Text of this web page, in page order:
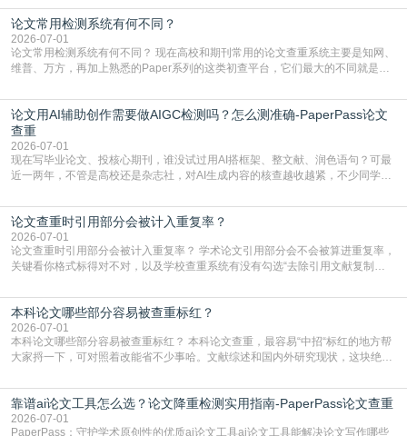
但很多人忽略了，AI生成的内容天生带有重复风险——训练AI的数据集本身就包
含大量已公开的学术内容、网络原创内容，AI输出内容时很容易无意识拼接出重
复片
论文常用检测系统有何不同？
2026-07-01
论文常用检测系统有何不同？ 现在高校和期刊常用的论文查重系统主要是知网、
维普、万方，再加上熟悉的Paper系列的这类初查平台，它们最大的不同就是数
查数值误导。知网（CNKI）是学校定稿检测的绝对主流。本科用PMLC，含大学
生联合比对库，能比历届学长论文，硕博用VIP/TMLC，含学术论文联合比对
库，期刊投稿用AMLMC/SML
论文用AI辅助创作需要做AIGC检测吗？怎么测准确-PaperPass论文
查重
2026-07-01
现在写毕业论文、投核心期刊，谁没试过用AI搭框架、整文献、润色语句？可最
近一两年，不管是高校还是杂志社，对AI生成内容的核查越收越紧，不少同学投
真的太亏。提前做AIGC检测，已经成了很多过来人交稿前必做的一步。为什么
AIGC检测成了论文答辩投稿前的必备项？可能还有不少人觉得，我就用AI搭了个
框架，内容都是自己写的，至于做AIG
论文查重时引用部分会被计入重复率？
2026-07-01
论文查重时引用部分会被计入重复率？ 学术论文引用部分会不会被算进重复率，
关键看你格式标得对不对，以及学校查重系统有没有勾选“去除引用文献复制
独占一行，每条文献用[1][2]方括号编号、与正文一一对应，著录项符合GB/T
7714（作者、题名、刊名、年、卷期、页码齐全，标点用半角）；查重系统识别
成功后通常把这段标为引用，
本科论文哪些部分容易被查重标红？
2026-07-01
本科论文哪些部分容易被查重标红？ 本科论文查重，最容易“中招“标红的地方帮
大家捋一下，可对照着改能省不少事哈。文献综述和国内外研究现状，这块绝对
乎一模一样的话，你要是直接复制百度百科、教材或别人写好的综述段落，系统
一抓一个准，整段飘红。研究背景、意义和方法描述也是不可避免，比如“本文采
用问卷调查法““运用SPSS软件进行数据分
靠谱ai论文工具怎么选？论文降重检测实用指南-PaperPass论文查重
2026-07-01
PaperPass：守护学术原创性的优质ai论文工具ai论文工具能解决论文写作哪些